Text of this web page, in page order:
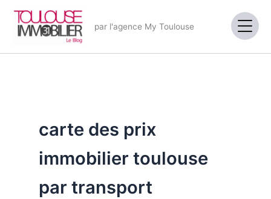
contenu
par l'agence My Toulouse
carte des prix
immobilier toulouse
par transport